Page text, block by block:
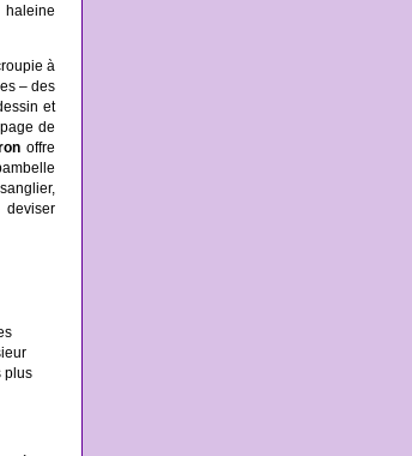
à
– des
et
de
offre
deviser
plus